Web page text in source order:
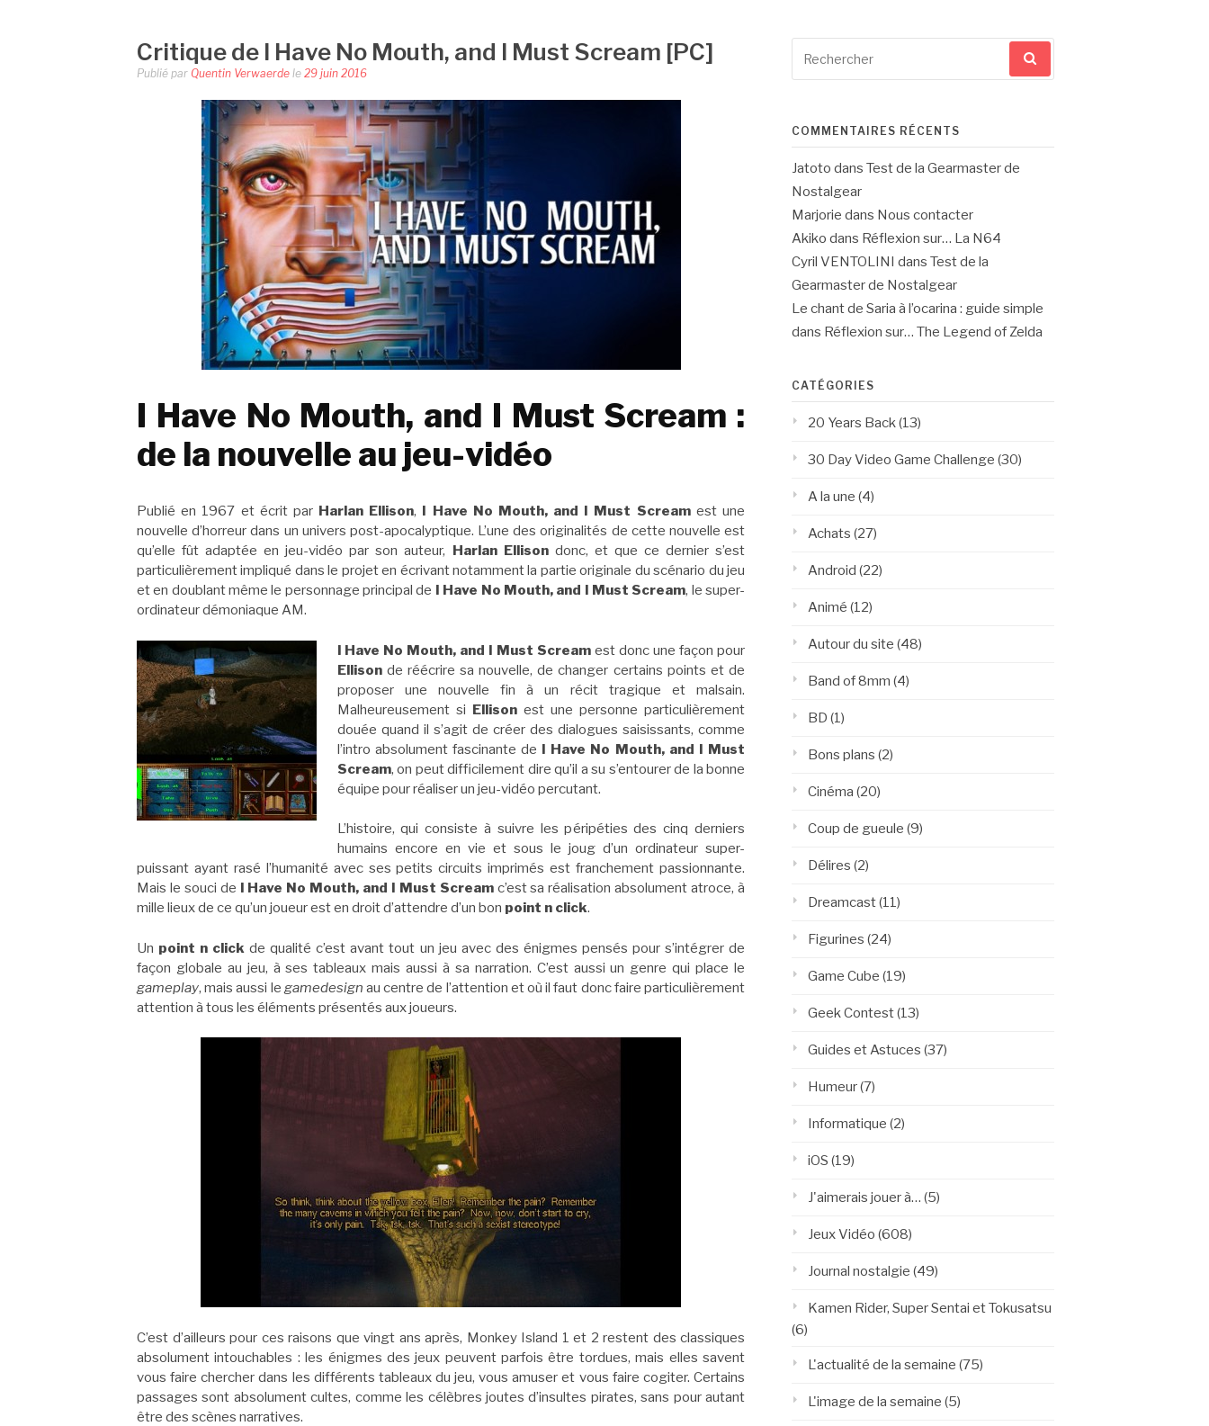
Critique de I Have No Mouth, and I Must Scream [PC]
Publié par Quentin Verwaerde le 29 juin 2016
I Have No Mouth, and I Must Scream :
de la nouvelle au jeu-vidéo
Publié en 1967 et écrit par Harlan Ellison, I Have No Mouth, and I Must Screamest une
nouvelle d’horreur dans un univers post-apocalyptique. L’une des originalités de cette nouvelle est
qu’elle fût adaptée en jeu-vidéo par son auteur, Harlan Ellisondonc, et que ce dernier s’est
particulièrement impliqué dans le projet en écrivant notamment la partie originale du scénario du jeu
et en doublant même le personnage principal de I Have No Mouth, and I Must Scream, le super-
ordinateur démoniaque AM.
I Have No Mouth, and I Must Scream est donc une façon pour
Ellisonde réécrire sa nouvelle, de changer certains points et de
proposer une nouvelle fin à un récit tragique et malsain.
Malheureusement si Ellisonest une personne particulièrement
douée quand il s’agit de créer des dialogues saisissants, comme
l’intro absolument fascinante de I Have No Mouth, and I Must
Scream, on peut difficilement dire qu’il a su s’entourer de la bonne
équipe pour réaliser un jeu-vidéo percutant.
L’histoire, qui consiste à suivre les péripéties des cinq derniers
humains encore en vie et sous le joug d’un ordinateur super-
puissant ayant rasé l’humanité avec ses petits circuits imprimés est franchement passionnante.
Mais le souci de I Have No Mouth, and I Must Screamc’est sa réalisation absolument atroce, à
mille lieux de ce qu’un joueur est en droit d’attendre d’un bon point n click.
Un point n click de qualité c’est avant tout un jeu avec des énigmes pensés pour s’intégrer de
façon globale au jeu, à ses tableaux mais aussi à sa narration. C’est aussi un genre qui place le
gameplay, mais aussi le gamedesign au centre de l’attention et où il faut donc faire particulièrement
attention à tous les éléments présentés aux joueurs.
C’est d’ailleurs pour ces raisons que vingt ans après, Monkey Island 1 et 2 restent des classiques
absolument intouchables : les énigmes des jeux peuvent parfois être tordues, mais elles savent
vous faire chercher dans les différents tableaux du jeu, vous amuser et vous faire cogiter. Certains
passages sont absolument cultes, comme les célèbres joutes d’insultes pirates, sans pour autant
être des scènes narratives.
pour
COMMENTAIRES RÉCENTS
Jatoto dans Test de la Gearmaster de
Nostalgear
Marjorie dans Nous contacter
Akiko dans Réflexion sur… La N64
Cyril VENTOLINI dans Test de la
Gearmaster de Nostalgear
Le chant de Saria à l’ocarina : guide simple
dans Réflexion sur… The Legend of Zelda
CATÉGORIES
20 Years Back (13)
30 Day Video Game Challenge (30)
A la une (4)
Achats (27)
Android (22)
Animé (12)
Autour du site (48)
Band of 8mm (4)
BD (1)
Bons plans (2)
Cinéma (20)
Coup de gueule (9)
Délires (2)
Dreamcast(11)
Figurines (24)
Game Cube (19)
Geek Contest(13)
Guides et Astuces (37)
Humeur(7)
Informatique (2)
iOS (19)
J'aimerais jouer à… (5)
Jeux Vidéo (608)
Journal nostalgie (49)
Kamen Rider, Super Sentai et Tokusatsu
(6)
L'actualité de la semaine (75)
L'image de la semaine (5)